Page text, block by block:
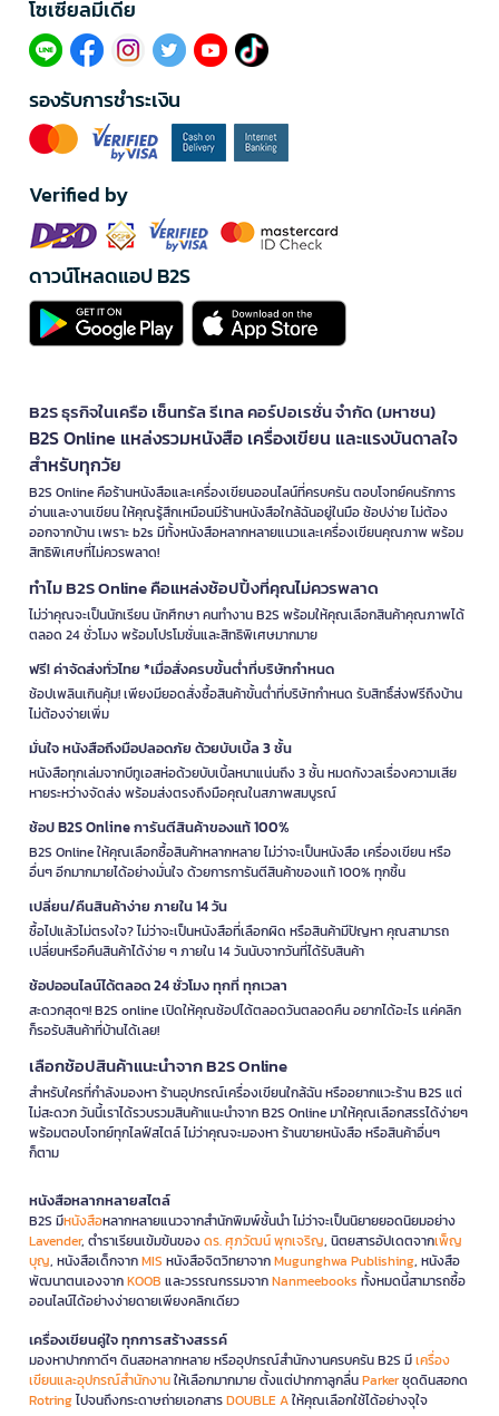
โซเซียลมีเดีย​
รองรับการชำระเงิน
Verified by
ดาวน์โหลดแอป B2S
B2S ธุรกิจในเครือ เซ็นทรัล รีเทล คอร์ปอเรชั่น จำกัด (มหาชน)
B2S Online แหล่งรวมหนังสือ เครื่องเขียน และแรงบันดาลใจ
สำหรับทุกวัย
B2S Online คือร้านหนังสือและเครื่องเขียนออนไลน์ที่ครบครัน ตอบโจทย์คนรักการ
อ่านและงานเขียน ให้คุณรู้สึกเหมือนมีร้านหนังสือใกล้ฉันอยู่ในมือ ช้อปง่าย ไม่ต้อง
ออกจากบ้าน เพราะ b2s มีทั้งหนังสือหลากหลายแนวและเครื่องเขียนคุณภาพ พร้อม
สิทธิพิเศษที่ไม่ควรพลาด!
ทำไม B2S Online คือแหล่งช้อปปิ้งที่คุณไม่ควรพลาด
ไม่ว่าคุณจะเป็นนักเรียน นักศึกษา คนทำงาน B2S พร้อมให้คุณเลือกสินค้าคุณภาพได้
ตลอด 24 ชั่วโมง พร้อมโปรโมชั่นและสิทธิพิเศษมากมาย
ฟรี! ค่าจัดส่งทั่วไทย *เมื่อสั่งครบขั้นต่ำที่บริษัทกำหนด
ช้อปเพลินเกินคุ้ม! เพียงมียอดสั่งซื้อสินค้าขั้นต่ำที่บริษัทกำหนด รับสิทธิ์ส่งฟรีถึงบ้าน
ไม่ต้องจ่ายเพิ่ม
มั่นใจ หนังสือถึงมือปลอดภัย ด้วยบับเบิ้ล 3 ชั้น
หนังสือทุกเล่มจากบีทูเอสห่อด้วยบับเบิ้ลหนาแน่นถึง 3 ชั้น หมดกังวลเรื่องความเสีย
หายระหว่างจัดส่ง พร้อมส่งตรงถึงมือคุณในสภาพสมบูรณ์
ช้อป B2S Online การันตีสินค้าของแท้ 100%
B2S Online ให้คุณเลือกซื้อสินค้าหลากหลาย ไม่ว่าจะเป็นหนังสือ เครื่องเขียน หรือ
อื่นๆ อีกมากมายได้อย่างมั่นใจ ด้วยการการันตีสินค้าของแท้ 100% ทุกชิ้น
เปลี่ยน/คืนสินค้าง่าย ภายใน 14 วัน
ซื้อไปแล้วไม่ตรงใจ? ไม่ว่าจะเป็นหนังสือที่เลือกผิด หรือสินค้ามีปัญหา คุณสามารถ
เปลี่ยนหรือคืนสินค้าได้ง่าย ๆ ภายใน 14 วันนับจากวันที่ได้รับสินค้า
ช้อปออนไลน์ได้ตลอด 24 ชั่วโมง ทุกที่ ทุกเวลา
สะดวกสุดๆ! B2S online เปิดให้คุณช้อปได้ตลอดวันตลอดคืน อยากได้อะไร แค่คลิก
ก็รอรับสินค้าที่บ้านได้เลย!
เลือกช้อปสินค้าแนะนำจาก B2S Online
สำหรับใครที่กำลังมองหา ร้านอุปกรณ์เครื่องเขียนใกล้ฉัน หรืออยากแวะร้าน B2S แต่
ไม่สะดวก วันนี้เราได้รวบรวมสินค้าแนะนำจาก B2S Online มาให้คุณเลือกสรรได้ง่ายๆ
พร้อมตอบโจทย์ทุกไลฟ์สไตล์ ไม่ว่าคุณจะมองหา ร้านขายหนังสือ หรือสินค้าอื่นๆ
ก็ตาม
หนังสือหลากหลายสไตล์
B2S มีหนังสือหลากหลายแนวจากสำนักพิมพ์ชั้นนำ ไม่ว่าจะเป็นนิยายยอดนิยมอย่าง
Lavender, ตำราเรียนเข้มข้นของดร. ศุภวัฒน์ พุกเจริญ, นิตยสารอัปเดตจากเพ็ญ
บุญ, หนังสือเด็กจากMIS หนังสือจิตวิทยาจากMugunghwa Publishing, หนังสือ
พัฒนาตนเองจากKOOB และวรรณกรรมจากNanmeebooks ทั้งหมดนี้สามารถซื้อ
ออนไลน์ได้อย่างง่ายดายเพียงคลิกเดียว
เครื่องเขียนคู่ใจ ทุกการสร้างสรรค์
มองหาปากกาดีๆ ดินสอหลากหลาย หรืออุปกรณ์สำนักงานครบครัน B2S มีเครื่อง
เขียนและอุปกรณ์สำนักงานให้เลือกมากมาย ตั้งแต่ปากกาลูกลื่นParkerชุดดินสอกด
Rotringไปจนถึงกระดาษถ่ายเอกสารDOUBLE Aให้คุณเลือกใช้ได้อย่างจุใจ